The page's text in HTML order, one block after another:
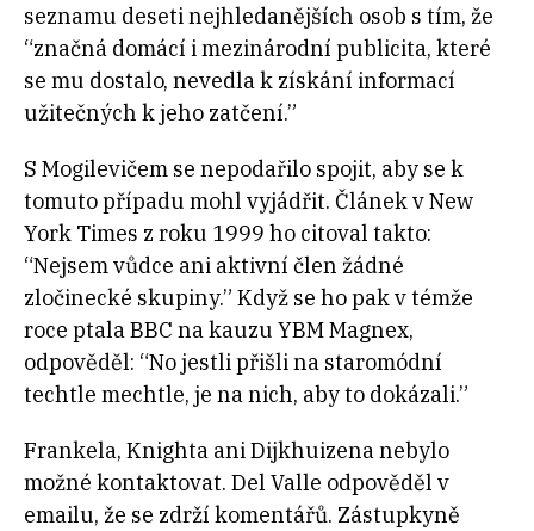
seznamu deseti nejhledanějších osob s tím, že
“značná domácí i mezinárodní publicita, které
se mu dostalo, nevedla k získání informací
užitečných k jeho zatčení.”
S Mogilevičem se nepodařilo spojit, aby se k
tomuto případu mohl vyjádřit. Článek v New
York Times z roku 1999 ho citoval takto:
“Nejsem vůdce ani aktivní člen žádné
zločinecké skupiny.” Když se ho pak v témže
roce ptala BBC na kauzu YBM Magnex,
odpověděl: “No jestli přišli na staromódní
techtle mechtle, je na nich, aby to dokázali.”
Frankela, Knighta ani Dijkhuizena nebylo
možné kontaktovat. Del Valle odpověděl v
emailu, že se zdrží komentářů. Zástupkyně